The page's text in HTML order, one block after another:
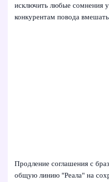
исключить любые сомнения
конкурентам повода
Продление соглашения с
общую линию "Реала" на